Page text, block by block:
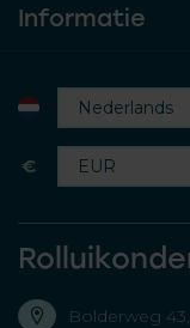
Informatie
€
Bolderweg